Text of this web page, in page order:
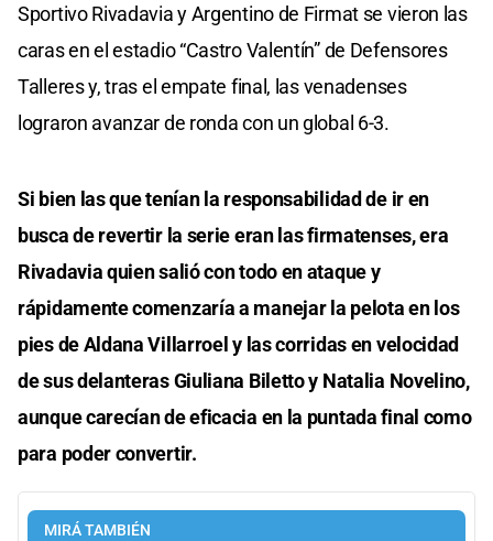
Sportivo Rivadavia y Argentino de Firmat se vieron las
caras en el estadio “Castro Valentín” de Defensores
Talleres y, tras el empate final, las venadenses
lograron avanzar de ronda con un global 6-3.
Si bien las que tenían la responsabilidad de ir en
busca de revertir la serie eran las firmatenses, era
Rivadavia quien salió con todo en ataque y
rápidamente comenzaría a manejar la pelota en los
pies de Aldana Villarroel y las corridas en velocidad
de sus delanteras Giuliana Biletto y Natalia Novelino,
aunque carecían de eficacia en la puntada final como
para poder convertir.
MIRÁ TAMBIÉN